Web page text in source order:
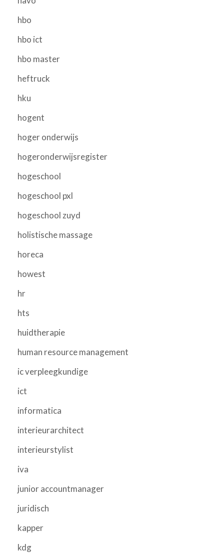
hbo
hbo ict
hbo master
heftruck
hku
hogent
hoger onderwijs
hogeronderwijsregister
hogeschool
hogeschool pxl
hogeschool zuyd
holistische massage
horeca
howest
hr
hts
huidtherapie
human resource management
ic verpleegkundige
ict
informatica
interieurarchitect
interieurstylist
iva
junior accountmanager
juridisch
kapper
kdg